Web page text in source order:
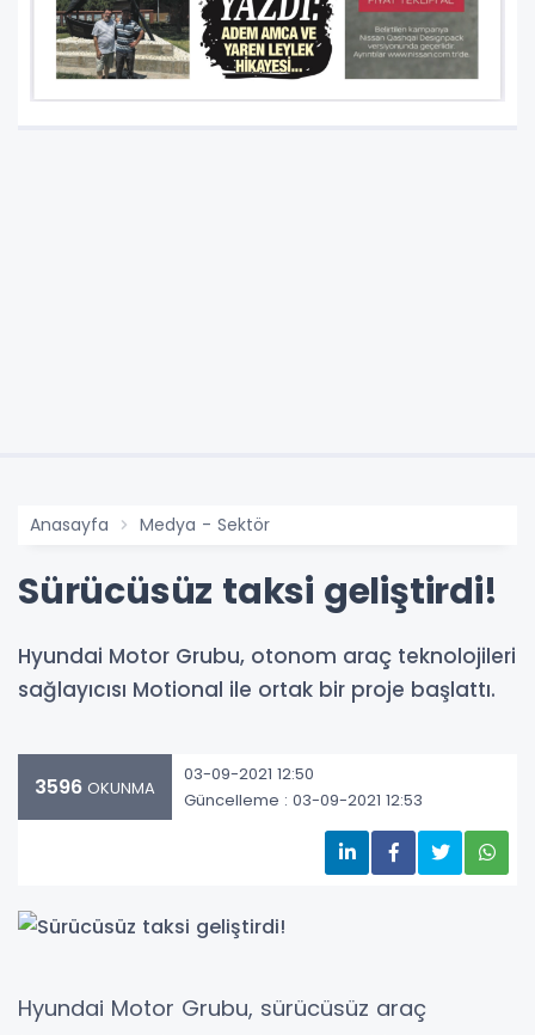
Anasayfa Medya - Sektör
Sürücüsüz taksi geliştirdi!
Hyundai Motor Grubu, otonom araç teknolojileri
sağlayıcısı Motional ile ortak bir proje başlattı.
3596 OKUNMA
03-09-2021 12:50
Güncelleme : 03-09-2021 12:53
Hyundai Motor Grubu, sürücüsüz araç